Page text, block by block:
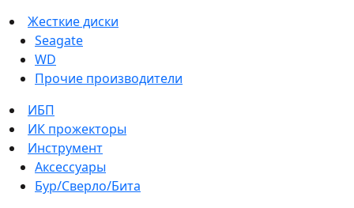
Жесткие диски
Seagate
WD
Прочие производители
ИБП
ИК прожекторы
Инструмент
Аксессуары
Бур/Сверло/Бита